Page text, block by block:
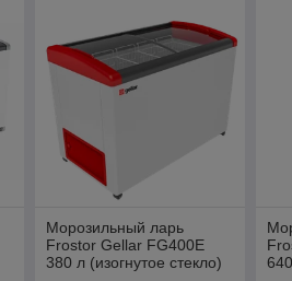
Морозильный ларь
Frostor Gellar FG400E
380 л (изогнутое стекло)